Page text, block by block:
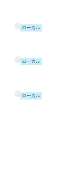
ローカル
ローカル
ローカル